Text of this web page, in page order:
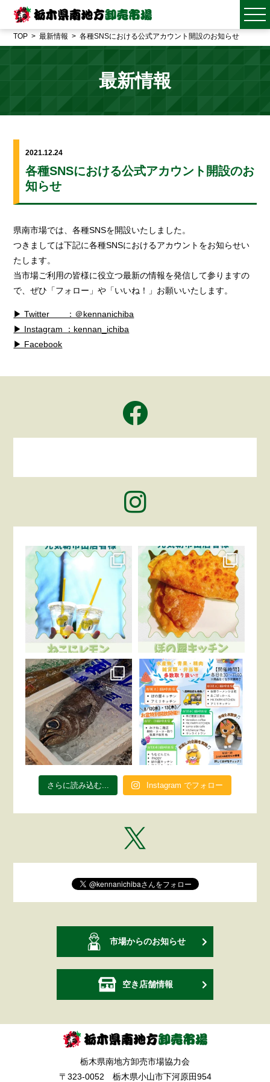
TOP 最新情報 各種SNSにおける公式アカウント開設のお知らせ
最新情報
2021.12.24
各種SNSにおける公式アカウント開設のお
知らせ
県南市場では、各種SNSを開設いたしました。
つきましては下記に各種SNSにおけるアカウントをお知らせい
たします。
当市場ご利用の皆様に役立つ最新の情報を発信して参りますの
で、ぜひ「フォロー」や「いいね！」お願いいたします。
▶ Twitter ：＠kennanichiba
▶ Instagram ：kennan_ichiba
▶ Facebook
さらに読み込む... Instagram でフォロー
市場からのお知らせ
空き店舗情報
栃木県南地方卸売市場協力会
〒323-0052 栃木県小山市下河原田954